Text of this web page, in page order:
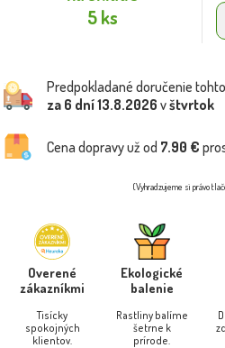
5 ks
Predpokladané doručenie
za 6 dní13.8.2026 vštvrtok
Cena dopravy už od 7.90 €
(Vyhradzujeme si právo
Overené
zákazníkmi
Tisícky
spokojných
klientov.
Ekologické
balenie
Rastliny balíme
šetrne k
prírode.